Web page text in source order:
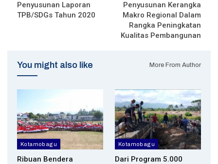
Penyusunan Laporan
TPB/SDGs Tahun 2020
Penyusunan Kerangka
Makro Regional Dalam
Rangka Peningkatan
Kualitas Pembangunan
You might also like More From Author
Kotamobagu
Ribuan Bendera
Kotamobagu
Dari Program 5.000